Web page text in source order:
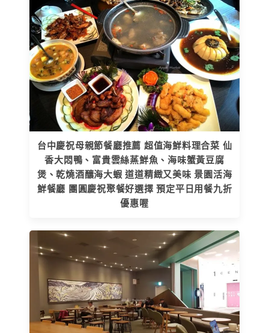
台中慶祝母親節餐廳推薦 超值海鮮料理合菜 仙
香大悶鴨、富貴雲絲蒸鮮魚、海味蟹黃豆腐
煲、乾燒酒釀海大蝦 道道精緻又美味 景園活海
鮮餐廳 團圓慶祝聚餐好選擇 預定平日用餐九折
優惠喔